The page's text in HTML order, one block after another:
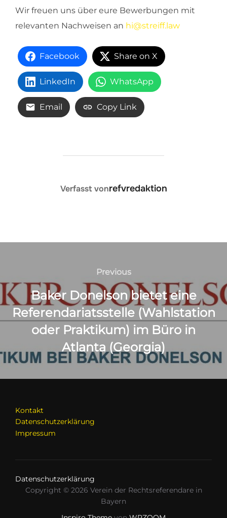
Wir freuen uns über eure Bewerbungen mit
relevanten Nachweisen an hi@streiff.law
Facebook Share on X
LinkedIn WhatsApp
Email Copy Link
BEITRAGSAUTOR
Verfasst vonrefvredaktion
Previous
Previous
Baker Donelson bietet eine
Referendariatsstelle (Wahlstation
oder Praktikum) im Büro in
Atlanta (Georgia)
Kontakt
Datenschutzerklärung
Impressum
Datenschutzerklärung
Copyright © 2026 Verein der Rechtsreferendare in
Bayern